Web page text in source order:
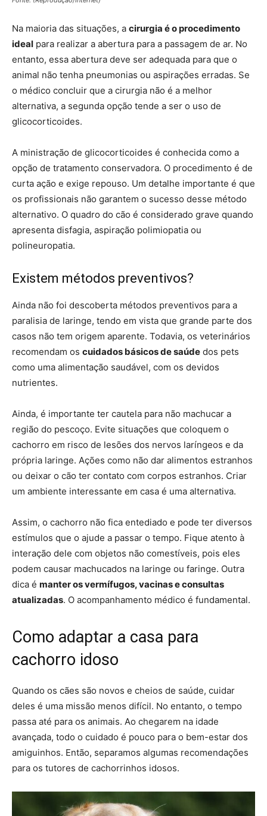
Na maioria das situações, a cirurgia é o procedimento
ideal para realizar a abertura para a passagem de ar. No
entanto, essa abertura deve ser adequada para que o
animal não tenha pneumonias ou aspirações erradas. Se
o médico concluir que a cirurgia não é a melhor
alternativa, a segunda opção tende a ser o uso de
glicocorticoides.
A ministração de glicocorticoides é conhecida como a
opção de tratamento conservadora. O procedimento é de
curta ação e exige repouso. Um detalhe importante é que
os profissionais não garantem o sucesso desse método
alternativo. O quadro do cão é considerado grave quando
apresenta disfagia, aspiração polimiopatia ou
polineuropatia.
Existem métodos preventivos?
Ainda não foi descoberta métodos preventivos para a
paralisia de laringe, tendo em vista que grande parte dos
casos não tem origem aparente. Todavia, os veterinários
recomendam os cuidados básicos de saúde dos pets
como uma alimentação saudável, com os devidos
nutrientes.
Ainda, é importante ter cautela para não machucar a
região do pescoço. Evite situações que coloquem o
cachorro em risco de lesões dos nervos laríngeos e da
própria laringe. Ações como não dar alimentos estranhos
ou deixar o cão ter contato com corpos estranhos. Criar
um ambiente interessante em casa é uma alternativa.
Assim, o cachorro não fica entediado e pode ter diversos
estímulos que o ajude a passar o tempo. Fique atento à
interação dele com objetos não comestíveis, pois eles
podem causar machucados na laringe ou faringe. Outra
dica é manter os vermífugos, vacinas e consultas
atualizadas. O acompanhamento médico é fundamental.
Como adaptar a casa para
cachorro idoso
Quando os cães são novos e cheios de saúde, cuidar
deles é uma missão menos difícil. No entanto, o tempo
passa até para os animais. Ao chegarem na idade
avançada, todo o cuidado é pouco para o bem-estar dos
amiguinhos. Então, separamos algumas recomendações
para os tutores de cachorrinhos idosos.